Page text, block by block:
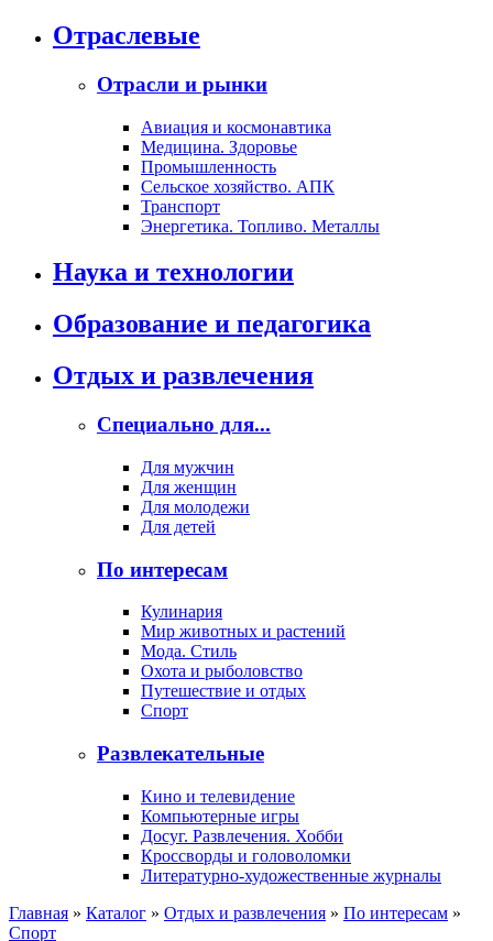
Отраслевые
Отрасли и рынки
Авиация и космонавтика
Медицина. Здоровье
Промышленность
Сельское хозяйство. АПК
Транспорт
Энергетика. Топливо. Металлы
Наука и технологии
Образование и педагогика
Отдых и развлечения
Специально для...
Для мужчин
Для женщин
Для молодежи
Для детей
По интересам
Кулинария
Мир животных и растений
Мода. Стиль
Охота и рыболовство
Путешествие и отдых
Спорт
Развлекательные
Кино и телевидение
Компьютерные игры
Досуг. Развлечения. Хобби
Кроссворды и головоломки
Литературно-художественные журналы
Главная » Каталог » Отдых и развлечения » По интересам »
Спорт